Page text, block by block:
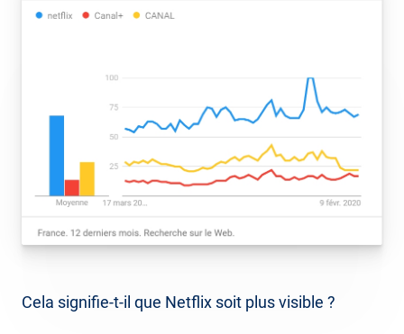
Cela signifie-t-il que Netflix soit plus visible ?